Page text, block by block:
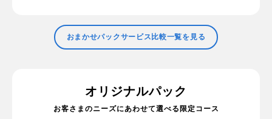
オリジナルパック
お客さまのニーズにあわせて選べる限定コース
おまかせパックサービス比較一覧を見る